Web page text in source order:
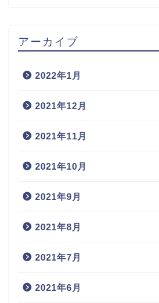
アーカイブ
2022年1月
2021年12月
2021年11月
2021年10月
2021年9月
2021年8月
2021年7月
2021年6月